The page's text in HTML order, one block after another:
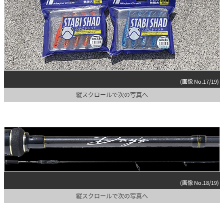
(画像 No.17/19)
縦スクロールで次の写真へ
(画像 No.18/19)
縦スクロールで次の写真へ